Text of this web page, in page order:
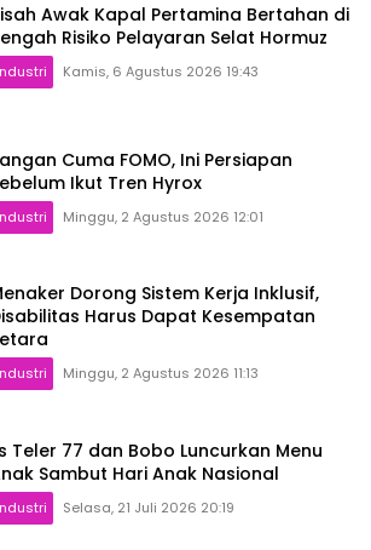
Awak Kapal Pertamina Bertahan di
Risiko Pelayaran Selat Hormuz
Kamis, 6 Agustus 2026 19:43
Cuma FOMO, Ini Persiapan
Ikut Tren Hyrox
Minggu, 2 Agustus 2026 12:01
Dorong Sistem Kerja Inklusif,
Harus Dapat Kesempatan
Minggu, 2 Agustus 2026 11:13
Teler 77 dan Bobo Luncurkan Menu
Sambut Hari Anak Nasional
Selasa, 21 Juli 2026 20:19